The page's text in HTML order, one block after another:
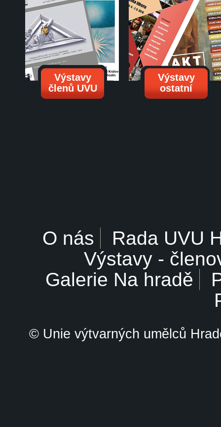
Výstavy
členů UVU
Výstavy
ostatní
O nás
Rada UVU
Výstavy -
Galerie Na hradě
© Unie výtvarných umělců